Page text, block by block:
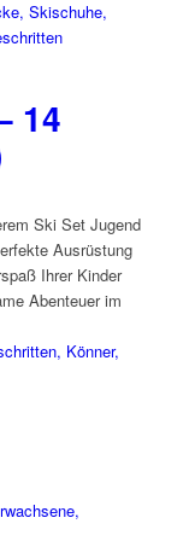
14
Ski Set Jugend
Ausrüstung
Ihrer Kinder
Abenteuer im
Könner,